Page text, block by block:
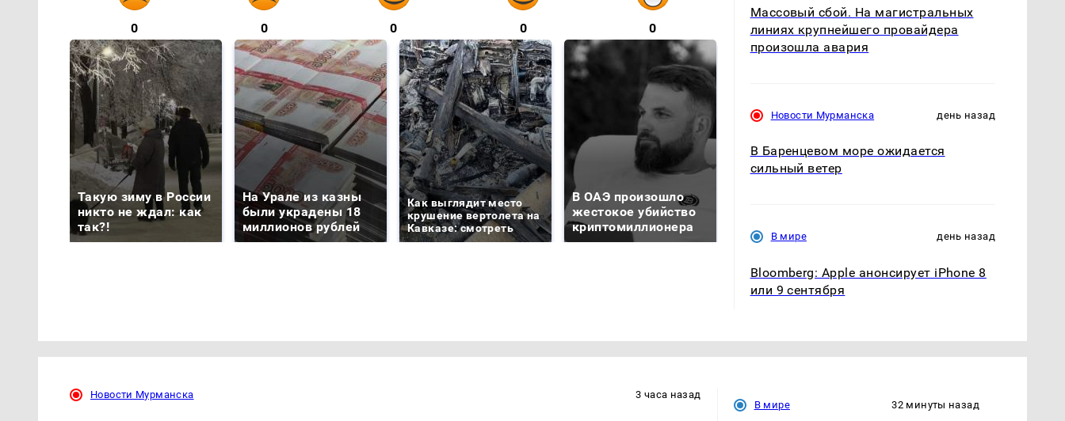
0 0 0 0 0
Такую зиму в России
никто не ждал: как
так?!
На Урале из казны
были украдены 18
миллионов рублей
Как выглядит место
крушение вертолета на
Кавказе: смотреть
В ОАЭ произошло
жестокое убийство
криптомиллионера
Кавказе: читать здесь
Массовый сбой. На магистральных
линиях крупнейшего провайдера
произошла авария
Новости Мурманска день назад
В Баренцевом море ожидается
сильный ветер
В мире день назад
Bloomberg: Apple анонсирует iPhone 8
или 9 сентября
Новости Мурманска 3 часа назад
В мире 32 минуты назад